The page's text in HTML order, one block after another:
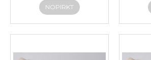
NOPIRKT